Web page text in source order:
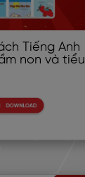
Tiếng Anh
non và tiểu